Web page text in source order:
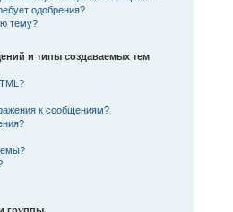
одобрения?
тему?
и типы создаваемых тем
к сообщениям?